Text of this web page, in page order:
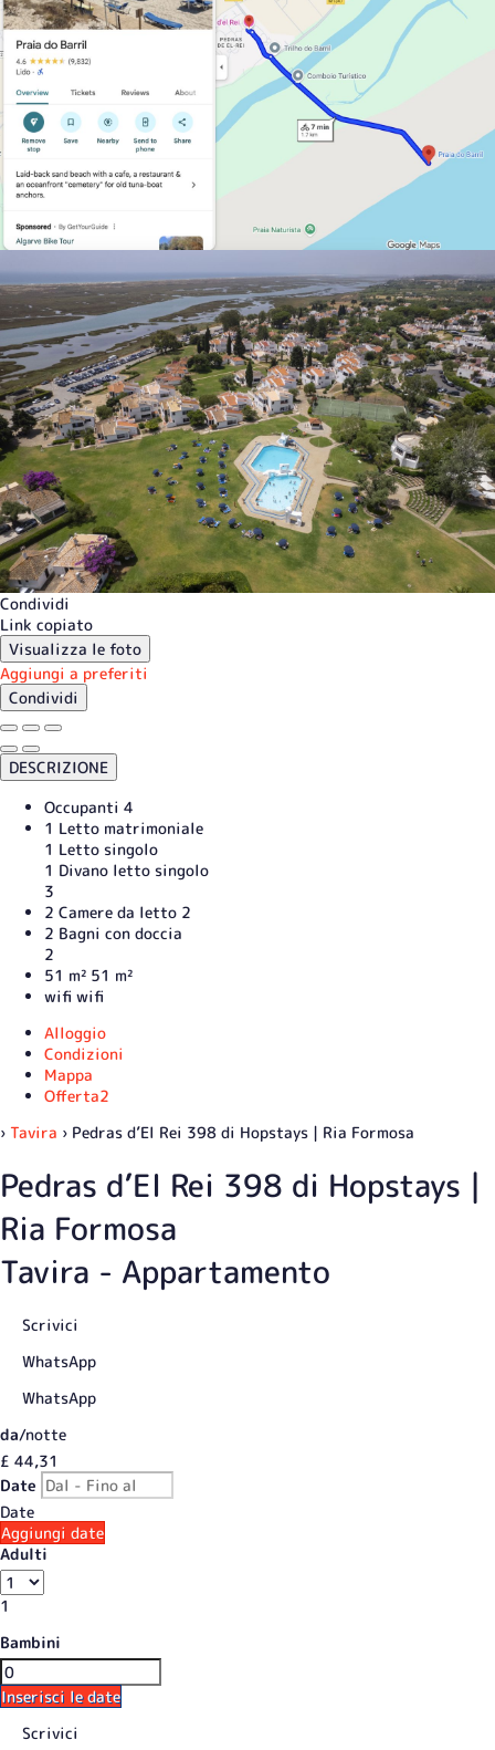
Condividi
Link copiato
Visualizza le foto
Aggiungi a preferiti
Condividi
DESCRIZIONE
Occupanti 4
1 Letto matrimoniale
1 Letto singolo
1 Divano letto singolo
3
2 Camere da letto 2
2 Bagni con doccia
2
51 m² 51 m²
wifi wifi
Alloggio
Condizioni
Mappa
Offerta2
› Tavira › Pedras d’El Rei 398 di Hopstays | Ria Formosa
Pedras d’El Rei 398 di Hopstays |
Ria Formosa
Tavira - Appartamento
Scrivici
WhatsApp
WhatsApp
da/notte
£ 44,31
Date
Date
Aggiungi date
Adulti
1
Bambini
Inserisci le date
Scrivici